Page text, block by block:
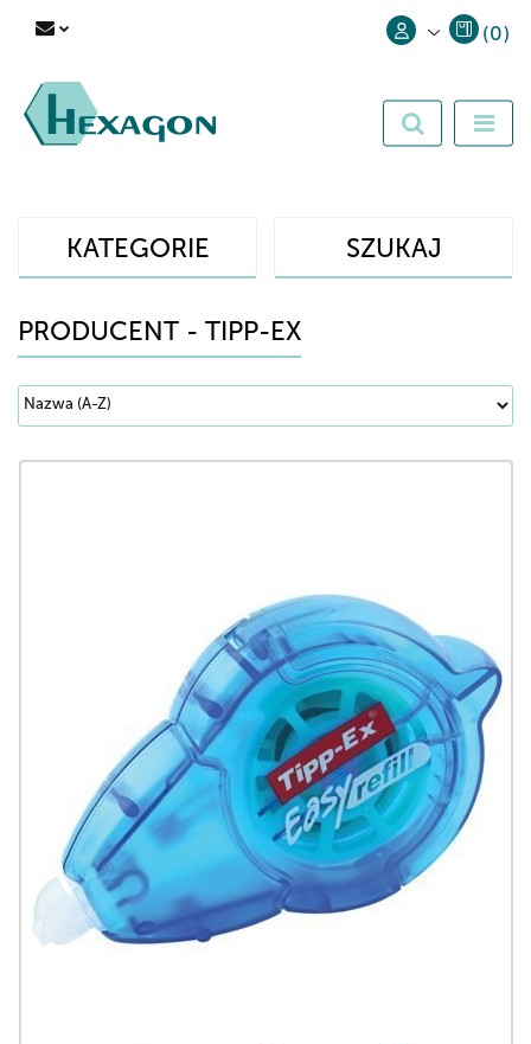
Zarejestruj się
(0)
KATEGORIE SZUKAJ
PRODUCENT - TIPP-EX